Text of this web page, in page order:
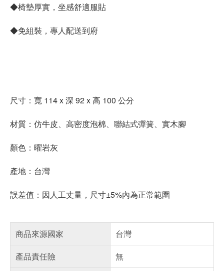
◆椅墊厚實，坐感舒適服貼
◆免組裝，專人配送到府
尺寸：寬 114 x 深 92 x 高 100 公分
材質：仿牛皮、高密度泡棉、聯結式彈簧、實木腳
顏色：曜岩灰
產地：台灣
誤差值：因人工丈量，尺寸±5%內為正常範圍
商品來源國家
台灣
產品責任險
無